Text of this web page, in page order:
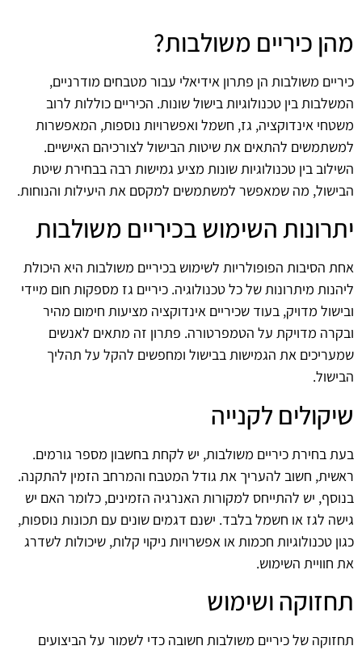
מהן כיריים משולבות?
כיריים משולבות הן פתרון אידיאלי עבור מטבחים מודרניים,
המשלבות בין טכנולוגיות בישול שונות. הכיריים כוללות לרוב
משטחי אינדוקציה, גז, חשמל ואפשרויות נוספות, המאפשרות
למשתמשים להתאים את שיטות הבישול לצורכיהם האישיים.
השילוב בין טכנולוגיות שונות מציע גמישות רבה בבחירת שיטת
הבישול, מה שמאפשר למשתמשים למקסם את היעילות והנוחות.
יתרונות השימוש בכיריים משולבות
אחת הסיבות הפופולריות לשימוש בכיריים משולבות היא היכולת
ליהנות מיתרונות של כל טכנולוגיה. כיריים גז מספקות חום מיידי
ובישול מדויק, בעוד שכיריים אינדוקציה מציעות חימום מהיר
ובקרה מדויקת על הטמפרטורה. פתרון זה מתאים לאנשים
שמעריכים את הגמישות בבישול ומחפשים להקל על תהליך
הבישול.
שיקולים לקנייה
בעת בחירת כיריים משולבות, יש לקחת בחשבון מספר גורמים.
ראשית, חשוב להעריך את גודל המטבח והמרחב הזמין להתקנה.
בנוסף, יש להתייחס למקורות האנרגיה הזמינים, כלומר האם יש
גישה לגז או חשמל בלבד. ישנם דגמים שונים עם תכונות נוספות,
כגון טכנולוגיות חכמות או אפשרויות ניקוי קלות, שיכולות לשדרג
את חוויית השימוש.
תחזוקה ושימוש
תחזוקה של כיריים משולבות חשובה כדי לשמור על הביצועים